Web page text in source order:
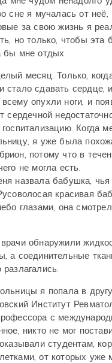
сне я мучалась от
за свою жизнь я
но только, чтобы эта
бы мне отдых.
месяц. Только,
стало сдавать сердце,
опухли ноги, и
сердечной
Когда
я уже была
потому что в
не могла есть.
назвала бабушка, чья
красивая
глазами, она
обнаружили
а соединительные
разлагались.
я попала в
Институт
с
никто не мог
студентам,
от которых уже